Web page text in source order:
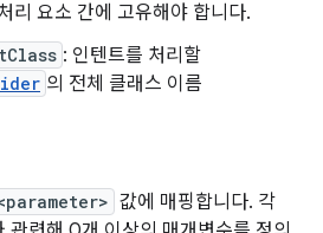
리 요소 간에 고유해야 합니다.
: 인텐트를 처리할
의 전체 클래스 이름
값에 매핑합니다. 각